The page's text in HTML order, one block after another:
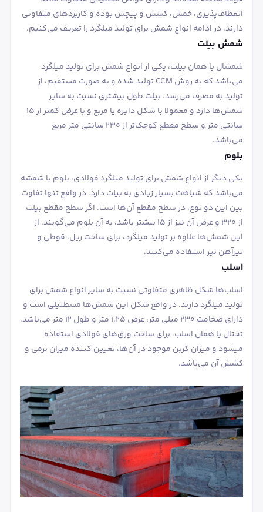
انعطاف‌پذیری، خمش، کشش و پیچش بوده و کاربردهای متفاوتی
دارند. در ادامه انواع شمش برای تولید میلگرد را تعریف می‌کنیم.
شمش بیلت
شمشال یا همان بیلت، یکی از انواع شمش برای تولید میلگرد
می‌باشد که به روش CCM تولید شده و به صورت مستقیم، از
تولید به مصرف می‌رسد. بیلت طول بیشتری نسبت به سایر
شمش‌ها دارد و معمولا با شکل دایره یا مربع و با عرض کمتر از 15
سانتی متر و سطح مقطع کوچک‌تر از 230 سانتی متر مربع
می‌باشد.
بلوم
یکی دیگر از انواع شمش برای تولید میلگرد فولادی، بلوم یا شمشه
می‌باشد که شباهت بسیار زیادی به بیلت دارد. در واقع تنها تفاوت
بین این دو نوع، در سطح مقطع آن‌ها است. اگر سطح مقطع بیلت
از 320 و عرض آن نیز از 15 بیشتر باشد، به آن بلوم می‌گویند. از
این شمش‌ها علاوه بر تولید میلگرد، برای ساخت ریل، قوطی و
تیرآهن نیز استفاده می‌کنند.
اسلب
اسلب‌ها شکل ظاهری متفاوتی نسبت به سایر انواع شمش برای
تولید میلگرد دارند. در واقع شکل این شمش‌ها مسطتیلی است و
دارای ضخامت 230 میلی متر، عرض ۱.۲۵ متر و طول ۱۲ متر می‌باشد.
تختال یا همان اسلب، برای ساخت ورق‌های فولادی استفاده
می‎شود و میزان کربن موجود در آن‌ها، تعیین کننده میزان نرمی و
کشش آن می‌باشد.